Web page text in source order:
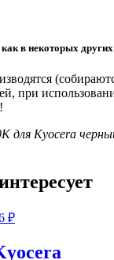
в некоторых
при
Kyocera
₽